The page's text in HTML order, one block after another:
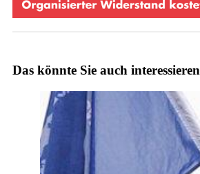
Das könnte Sie auch interessieren